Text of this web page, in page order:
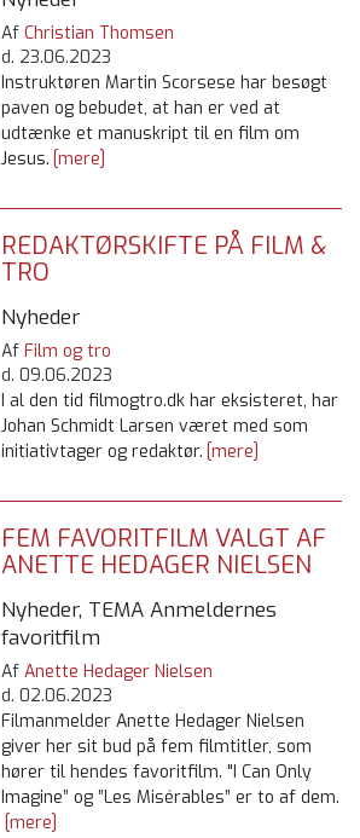
Af Christian Thomsen
d. 23.06.2023
Instruktøren Martin Scorsese har besøgt
paven og bebudet, at han er ved at
udtænke et manuskript til en film om
Jesus. [mere]
REDAKTØRSKIFTE PÅ FILM &
TRO
Nyheder
Af Film og tro
d. 09.06.2023
I al den tid filmogtro.dk har eksisteret, har
Johan Schmidt Larsen været med som
initiativtager og redaktør. [mere]
FEM FAVORITFILM VALGT AF
ANETTE HEDAGER NIELSEN
Nyheder, TEMA Anmeldernes
favoritfilm
Af Anette Hedager Nielsen
d. 02.06.2023
Filmanmelder Anette Hedager Nielsen
giver her sit bud på fem filmtitler, som
hører til hendes favoritfilm. "I Can Only
Imagine” og ”Les Misérables” er to af dem.
[mere]